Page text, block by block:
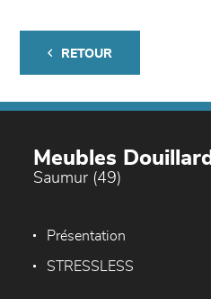
RETOUR
Meubles Douillard
Saumur (49)
Présentation
STRESSLESS